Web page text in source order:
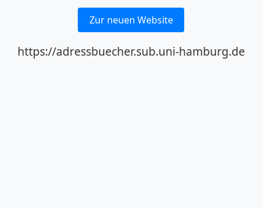
Zur neuen Website
https://adressbuecher.sub.uni-hamburg.de